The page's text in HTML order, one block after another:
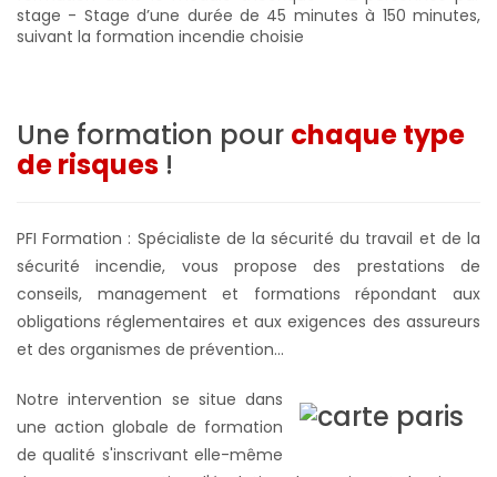
Une formation pour chaque type
de risques !
PFI Formation : Spécialiste de la sécurité du travail et de la
sécurité incendie, vous propose des prestations de
conseils, management et formations répondant aux
obligations réglementaires et aux exigences des assureurs
et des organismes de prévention...
Notre intervention se situe dans
une action globale de formation
de qualité s'inscrivant elle-même